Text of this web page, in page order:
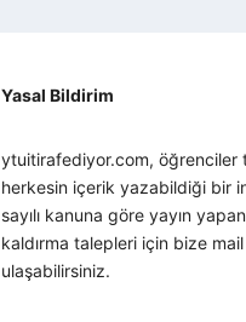
Yasal Bildirim
ytuitirafediyor.com, öğrenciler
herkesin içerik yazabildiği bir
sayılı kanuna göre yayın
kaldırma talepleri için bize
ulaşabilirsiniz.